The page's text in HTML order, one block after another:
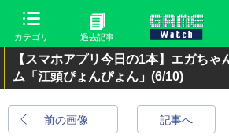
カテゴリ 過去記事
【スマホアプリ今日の1本】エガちゃ
ム「江頭ぴょんぴょん」 (6/10)
前の画像 記事へ